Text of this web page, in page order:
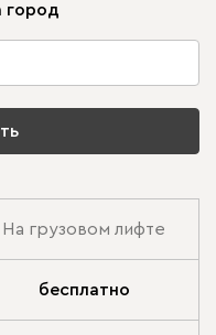
город
На грузовом лифте
бесплатно